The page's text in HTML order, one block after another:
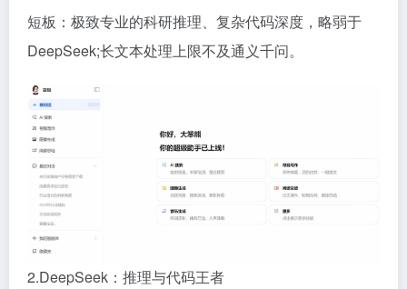
短板：极致专业的科研推理、复杂代码深度，略弱于
DeepSeek;长文本处理上限不及通义千问。
2.DeepSeek：推理与代码王者